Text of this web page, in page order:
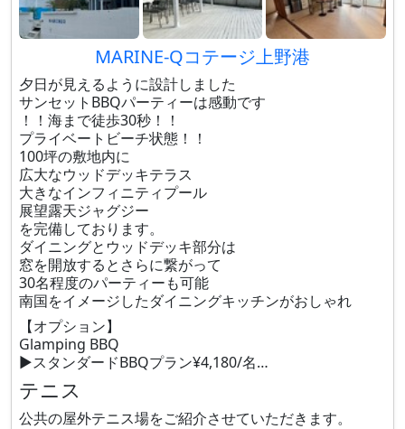
MARINE-Qコテージ上野港
夕日が見えるように設計しました
サンセットBBQパーティーは感動です
！！海まで徒歩30秒！！
プライベートビーチ状態！！
100坪の敷地内に
広大なウッドデッキテラス
大きなインフィニティプール
展望露天ジャグジー
を完備しております。
ダイニングとウッドデッキ部分は
窓を開放するとさらに繋がって
30名程度のパーティーも可能
南国をイメージしたダイニングキッチンがおしゃれ
【オプション】
Glamping BBQ
▶︎スタンダードBBQプラン¥4,180/名…
テニス
公共の屋外テニス場をご紹介させていただきます。